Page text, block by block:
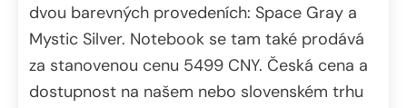
dvou barevných provedeních: Space Gray a
Mystic Silver. Notebook se tam také prodává
za stanovenou cenu 5499 CNY. Česká cena a
dostupnost na našem nebo slovenském trhu